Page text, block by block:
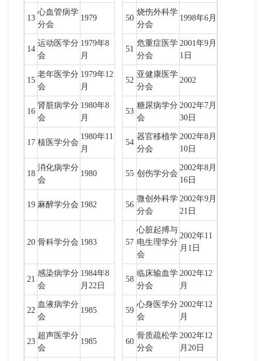
13
心血管病学
分会
1979 50
烧伤外科学
分会
1998年6月
14
运动医学分
会
1979年8
月
51
危重症医学
分会
2001年9月
1日
15
老年医学分
会
1979年12
月
52
亚健康医学
分会
2002
16
肾脏病学分
会
1980年8
月
53
糖尿病学分
会
2002年7月
30日
17 核医学分会
1980年11
月
54
器官移植学
分会
2002年8月
10日
18
消化病学分
会
1980 55 创伤学分会
2002年8月
16日
19 麻醉学分会 1982 56
微创外科学
分会
2002年9月
21日
20 骨科学分会 1983 57
心脏起搏与
电生理学分
会
2002年11
月1日
21
感染病学分
会
1984年8
月22日
58
临床输血学
分会
2002年12
月
22
血液病学分
会
1985 59
心身医学分
会
2002年12
月
23
超声医学分
会
1985 60
骨质疏松学
分会
2002年12
月20日